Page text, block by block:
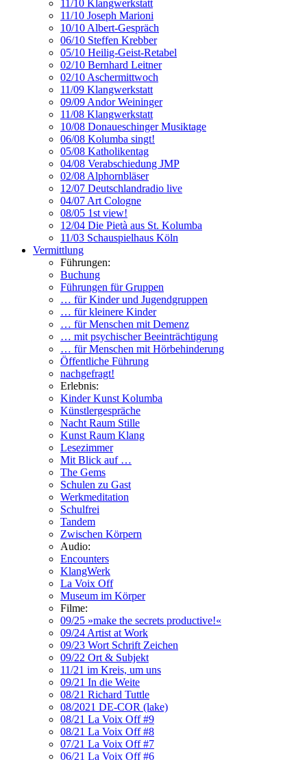
11/10 Klangwerkstatt
11/10 Joseph Marioni
10/10 Albert-Gespräch
06/10 Steffen Krebber
05/10 Heilig-Geist-Retabel
02/10 Bernhard Leitner
02/10 Aschermittwoch
11/09 Klangwerkstatt
09/09 Andor Weininger
11/08 Klangwerkstatt
10/08 Donaueschinger Musiktage
06/08 Kolumba singt!
05/08 Katholikentag
04/08 Verabschiedung JMP
02/08 Alphornbläser
12/07 Deutschlandradio live
04/07 Art Cologne
08/05 1st view!
12/04 Die Pietà aus St. Kolumba
11/03 Schauspielhaus Köln
Vermittlung
Führungen:
Buchung
Führungen für Gruppen
… für Kinder und Jugendgruppen
… für kleinere Kinder
… für Menschen mit Demenz
… mit psychischer Beeinträchtigung
… für Menschen mit Hörbehinderung
Öffentliche Führung
nachgefragt!
Erlebnis:
Kinder Kunst Kolumba
Künstlergespräche
Nacht Raum Stille
Kunst Raum Klang
Lesezimmer
Mit Blick auf …
The Gems
Schulen zu Gast
Werkmeditation
Schulfrei
Tandem
Zwischen Körpern
Audio:
Encounters
KlangWerk
La Voix Off
Museum im Körper
Filme:
09/25 »make the secrets productive!«
09/24 Artist at Work
09/23 Wort Schrift Zeichen
09/22 Ort & Subjekt
11/21 im Kreis, um uns
09/21 In die Weite
08/21 Richard Tuttle
08/2021 DE-COR (lake)
08/21 La Voix Off #9
08/21 La Voix Off #8
07/21 La Voix Off #7
06/21 La Voix Off #6